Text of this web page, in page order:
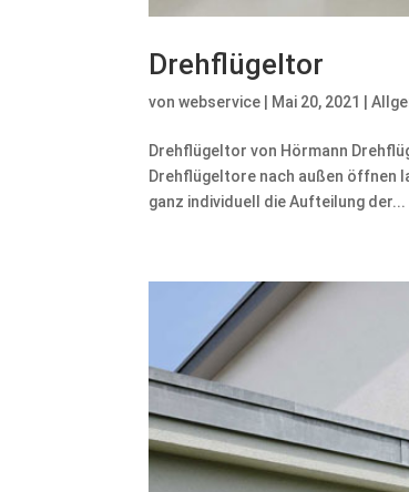
Drehflügeltor
vonwebservice Mai 20, 2021 |
Drehflügeltor von Hörmann
Drehflügeltore nach außen öffnen
ganz individuell die Aufteilung der...